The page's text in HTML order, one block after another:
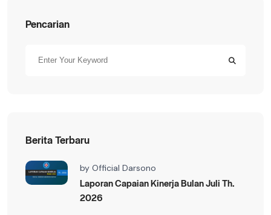
Pencarian
Berita Terbaru
by Official Darsono
Laporan Capaian Kinerja Bulan Juli Th.
2026